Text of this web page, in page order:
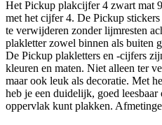
Het Pickup plakcijfer 4 zwart mat
met het cijfer 4. De Pickup
te verwijderen zonder lijmresten
plakletter zowel binnen als buiten
De Pickup plakletters en -cijfers
kleuren en maten. Niet alleen ter
maar ook leuk als decoratie. Met
heb je een duidelijk, goed
oppervlak kunt plakken.